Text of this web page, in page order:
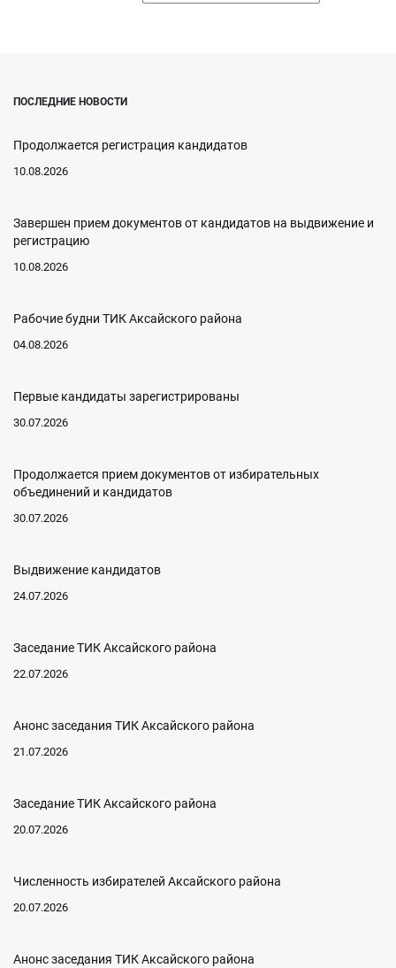
ПОСЛЕДНИЕ НОВОСТИ
Продолжается регистрация кандидатов
10.08.2026
Завершен прием документов от кандидатов на выдвижение и
регистрацию
10.08.2026
Рабочие будни ТИК Аксайского района
04.08.2026
Первые кандидаты зарегистрированы
30.07.2026
Продолжается прием документов от избирательных
объединений и кандидатов
30.07.2026
Выдвижение кандидатов
24.07.2026
Заседание ТИК Аксайского района
22.07.2026
Анонс заседания ТИК Аксайского района
21.07.2026
Заседание ТИК Аксайского района
20.07.2026
Численность избирателей Аксайского района
20.07.2026
Анонс заседания ТИК Аксайского района